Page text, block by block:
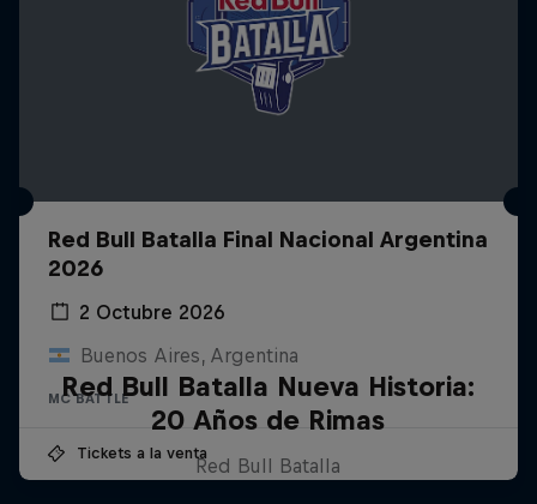
Red Bull Batalla Final Nacional Argentina
2026
2 Octubre 2026
Buenos Aires, Argentina
MC BATTLE
Tickets a la venta
Red Bull Batalla Nueva Historia:
20 Años de Rimas
Red Bull Batalla